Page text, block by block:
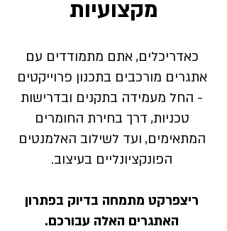
מקצועיות
כאדריכלים, אתם מתמודדים עם
אתגרים מורכבים בתכנון פרוייקטים
- החל מעמידה בתקנים ובדרישות
טכניות, דרך בחירת החומרים
המתאימים, ועד לשילוב האלמנטים
הפונקציונליים בעיצוב.
ריצפרקט מתמחה בדיוק בפתרון
האתגרים האלה עבורכם.